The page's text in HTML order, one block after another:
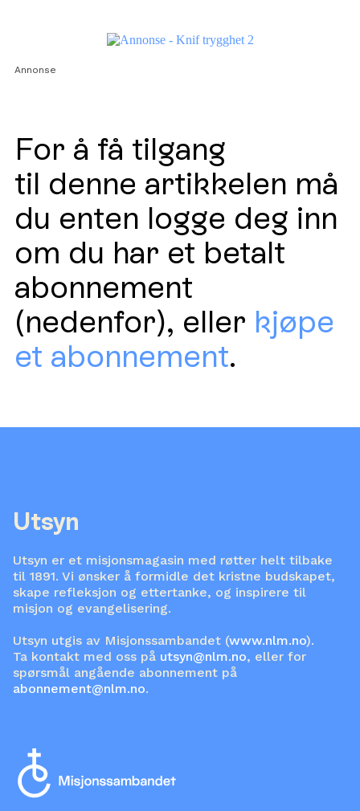
Annonse
For å få tilgang
til denne artikkelen må
du enten logge deg inn
om du har et betalt
abonnement
(nedenfor), eller kjøpe
et abonnement.
Utsyn
Utsyn er et misjonsmagasin med røtter helt tilbake
til 1891. Vi ønsker å formidle det kristne budskapet,
skape refleksjon og ettertanke, og inspirere til
misjon og evangelisering.
Utsyn utgis av Misjonssambandet (www.nlm.no).
Ta kontakt med oss på utsyn@nlm.no, eller for
spørsmål angående abonnement på
abonnement@nlm.no.